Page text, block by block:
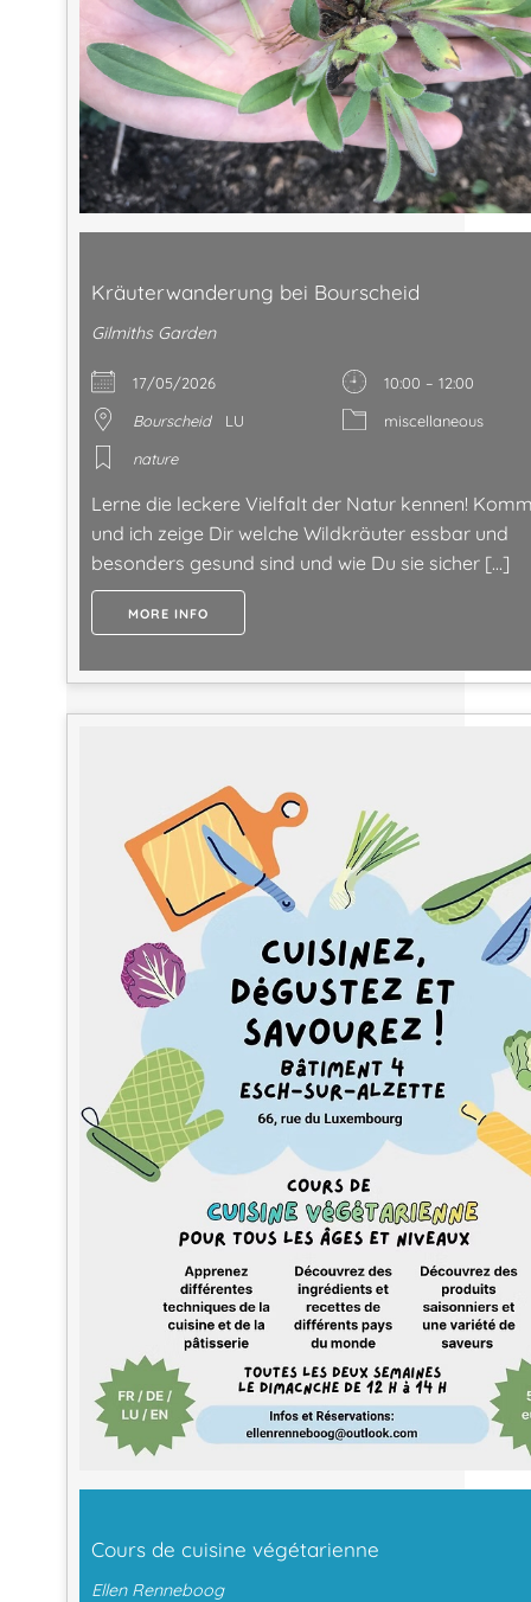
Kräuterwanderung bei Bourscheid
Gilmiths Garden
17/05/2026
10:00 – 12:00
Bourscheid
LU
miscellaneous
nature
Lerne die leckere Vielfalt der Natur kennen!
und ich zeige Dir welche Wildkräuter essbar und
besonders gesund sind und wie Du sie sicher […]
MORE INFO
Cours de cuisine végétarienne
Ellen Renneboog